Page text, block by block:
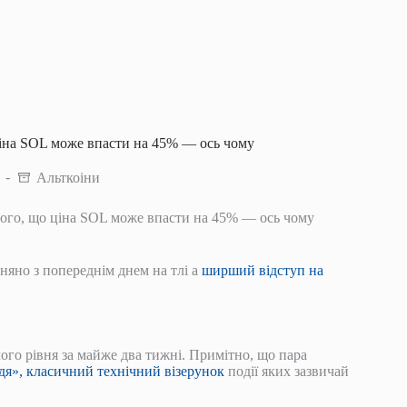
SOL може впасти на 45% — ось чому
Альткоіни
що ціна SOL може впасти на 45% — ось чому
з попереднім днем ​​на тлі а ширший відступ на
рівня за майже два тижні. Примітно, що пара
класичний технічний візерунок події яких зазвичай